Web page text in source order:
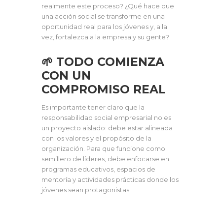
realmente este proceso? ¿Qué hace que
una acción social se transforme en una
oportunidad real para los jóvenes y, a la
vez, fortalezca a la empresa y su gente?
🌱 TODO COMIENZA
CON UN
COMPROMISO REAL
Es importante tener claro que la
responsabilidad social empresarial no es
un proyecto aislado: debe estar alineada
con los valores y el propósito de la
organización. Para que funcione como
semillero de líderes, debe enfocarse en
programas educativos, espacios de
mentoría y actividades prácticas donde los
jóvenes sean protagonistas.